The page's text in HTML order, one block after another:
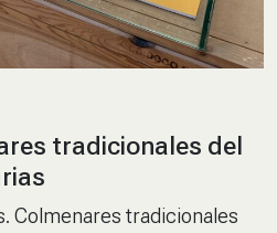
tradicionales del
Colmenares tradicionales